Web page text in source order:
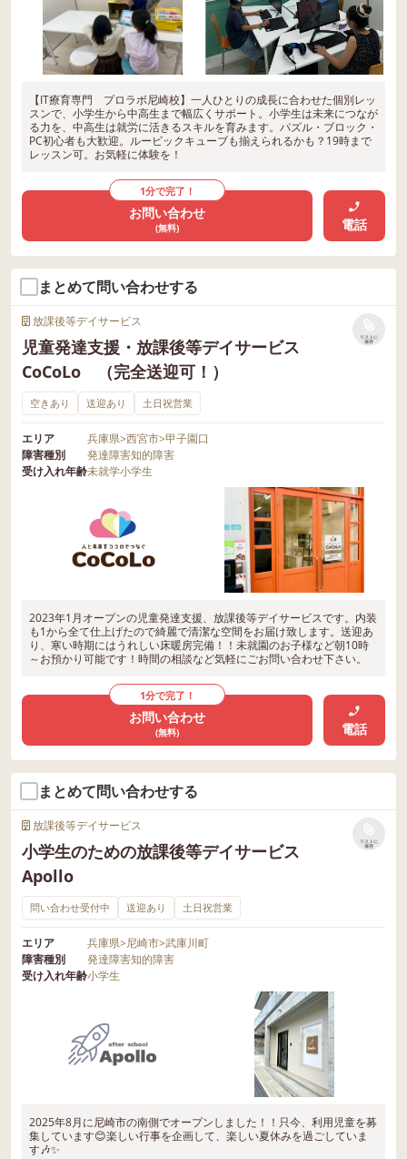
【IT療育専門 プロラボ尼崎校】一人ひとりの成長に合わせた個別レッ
スンで、小学生から中高生まで幅広くサポート。小学生は未来につなが
る力を、中高生は就労に活きるスキルを育みます。パズル・ブロック・
PC初心者も大歓迎。ルービックキューブも揃えられるかも？19時まで
レッスン可。お気軽に体験を！
1分で完了！
お問い合わせ
(無料) 電話
まとめて問い合わせする
放課後等デイサービス
児童発達支援・放課後等デイサービス
CoCoLo （完全送迎可！）
リストに
保存
空きあり 送迎あり 土日祝営業
エリア 兵庫県>西宮市>甲子園口
障害種別
発達障害知的障害
受け入れ年齢未就学小学生
2023年1月オープンの児童発達支援、放課後等デイサービスです。内装
も1から全て仕上げたので綺麗で清潔な空間をお届け致します。送迎あ
り、寒い時期にはうれしい床暖房完備！！未就園のお子様など朝10時
～お預かり可能です！時間の相談など気軽にごお問い合わせ下さい。
1分で完了！
お問い合わせ
(無料) 電話
まとめて問い合わせする
放課後等デイサービス
小学生のための放課後等デイサービス
Apollo
リストに
保存
問い合わせ受付中 送迎あり 土日祝営業
エリア 兵庫県>尼崎市>武庫川町
障害種別
発達障害知的障害
受け入れ年齢小学生
2025年8月に尼崎市の南側でオープンしました！！只今、利用児童を募
集しています😊楽しい行事を企画して、楽しい夏休みを過ごしていま
す🎶✨